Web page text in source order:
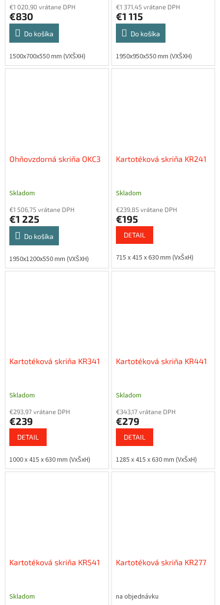
€1 020,90 vrátane DPH
€830
Do košíka
1500x700x550 mm (VXŠXH)
€1 371,45 vrátane DPH
€1 115
Do košíka
1950x950x550 mm (VXŠXH)
Ohňovzdorná skriňa OKC3
Skladom
€1 506,75 vrátane DPH
€1 225
Do košíka
1950x1200x550 mm (VXŠXH)
Kartotéková skriňa KR241
Skladom
€239,85 vrátane DPH
€195
DETAIL
715 x 415 x 630 mm (VxŠxH)
Kartotéková skriňa KR341
Skladom
€293,97 vrátane DPH
€239
DETAIL
1000 x 415 x 630 mm (VxŠxH)
Kartotéková skriňa KR441
Skladom
€343,17 vrátane DPH
€279
DETAIL
1285 x 415 x 630 mm (VxŠxH)
Kartotéková skriňa KR541
Skladom
Kartotéková skriňa KR277
na objednávku